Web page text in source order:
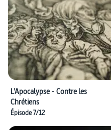
L'Apocalypse - Contre les
Chrétiens
Épisode 7/12